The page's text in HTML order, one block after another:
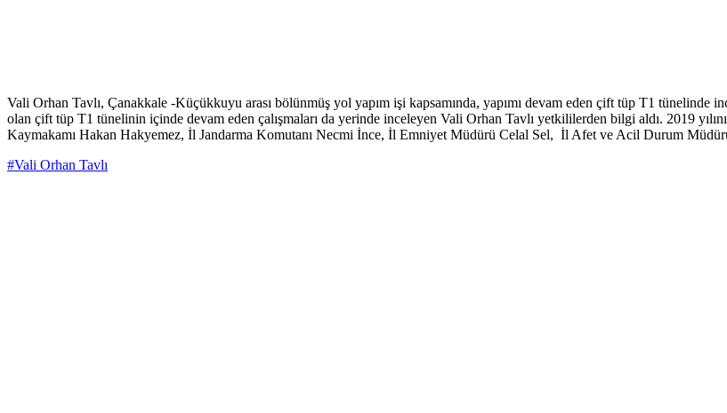
Vali Orhan Tavlı, Çanakkale -Küçükkuyu arası bölünmüş yol yapım işi kapsamında, yapımı devam eden çift tüp T1
olan çift tüp T1 tünelinin içinde devam eden çalışmaları da yerinde inceleyen Vali Orhan Tavlı yetkililerden bilgi aldı. 2019
Kaymakamı Hakan Hakyemez, İl Jandarma Komutanı Necmi İnce, İl Emniyet Müdürü Celal Sel, İl Afet ve Acil Durum
#Vali Orhan Tavlı